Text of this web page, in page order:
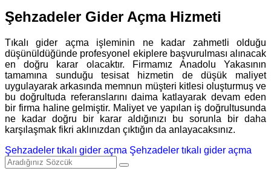
Şehzadeler Gider Açma Hizmeti
Tıkalı gider açma işleminin ne kadar zahmetli olduğu
düşünüldüğünde profesyonel ekiplere başvurulması alınacak
en doğru karar olacaktır. Firmamız Anadolu Yakasının
tamamına sunduğu tesisat hizmetin de düşük maliyet
uygulayarak arkasında memnun müşteri kitlesi oluşturmuş ve
bu doğrultuda referanslarını daima katlayarak devam eden
bir firma haline gelmiştir. Maliyet ve yapılan iş doğrultusunda
ne kadar doğru bir karar aldığınızı bu sorunla bir daha
karşılaşmak fikri aklınızdan çıktığın da anlayacaksınız.
Şehzadeler tıkalı gider açma Şehzadeler tıkalı gider açma